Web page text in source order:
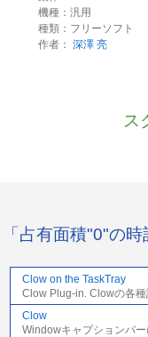
機種：汎用
種類：フリーソフト
作者： 深澤 亮
ス
「占有面積"0"の
Clow on the TaskTray
Clow Plug-in. Clowの各
Clow
Windowキャプションバ